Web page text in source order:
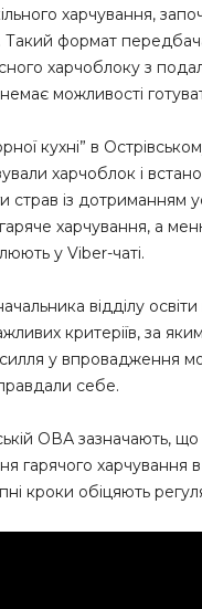
харчування,
формат
харчоблоку з
можливості
кухні” в
харчоблок і
страв із дотриманням
харчування, а
у Viber-чаті.
відділу
критеріїв, за
у впровадження
себе.
ОВА зазначають,
гарячого харчування
кроки обіцяють